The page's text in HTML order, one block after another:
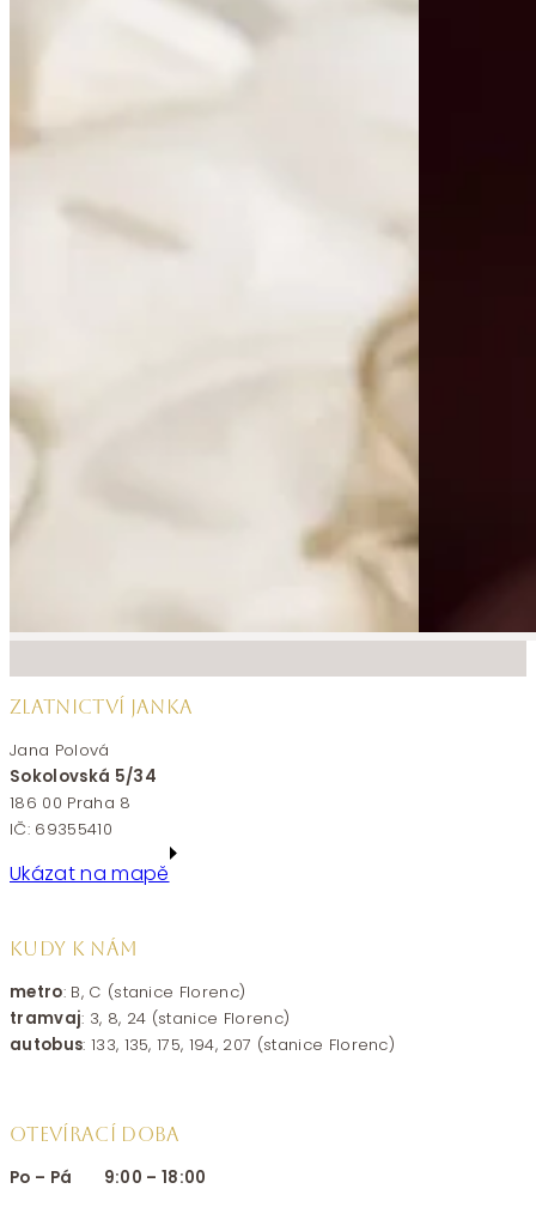
ZLATNICTVÍ JANKA
Jana Polová
Sokolovská 5/34
186 00 Praha 8
IČ: 69355410
Ukázat na mapě
KUDY K NÁM
metro: B, C (stanice Florenc)
tramvaj: 3, 8, 24 (stanice Florenc)
autobus: 133, 135, 175, 194, 207 (stanice Florenc)
OTEVÍRACÍ DOBA
Po – Pá 9:00 – 18:00